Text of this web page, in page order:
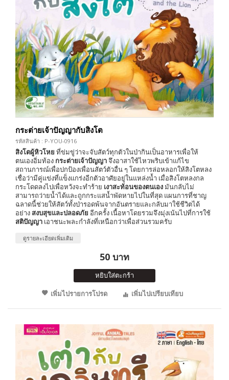
กระต่ายเจ้าปัญญากับสิงโต
รหัสสินค้า : P-YOU-0916
สิงโตผู้หิวโหย ที่ข่มขู่ว่าจะจับสัตว์ทุกตัวในป่ากินเป็นอาหารเพื่อให้
ตนเองอิ่มท้องกระต่ายเจ้าปัญญาจึงอาสาใช้ไหวพริบเข้าแก้ไข
สถานการณ์เพื่อปกป้องเพื่อนสัตว์ตัวอื่น ๆ โดยการล่อหลอกให้สิงโตหลง
เชื่อว่ามีคู่แข่งที่แข็งแกร่งอีกตัวอาศัยอยู่ในแหล่งน้ำ เมื่อสิงโตหลงกล
กระโดดลงไปเพื่อหวังจะทำร้าย เงาสะท้อนของตนเองมันกลับไม่
สามารถว่ายน้ำได้และถูกกระแสน้ำพัดหายไปในที่สุด แผนการที่ชาญ
ฉลาดนี้ช่วยให้สัตว์ทั้งป่ารอดพ้นจากอันตรายและกลับมาใช้ชีวิตได้
อย่างสงบสุขและปลอดภัย อีกครั้ง เนื้อหาโดยรวมจึงมุ่งเน้นไปที่การใช้
สติปัญญา เอาชนะพละกำลังที่เหนือกว่าเพื่อส่วนรวมครับ
ดูรายละเอียดเพิ่มเติม
50 บาท
หยิบใส่ตะกร้า
เพิ่มไปรายการโปรด
เพิ่มไปเปรียบเทียบ